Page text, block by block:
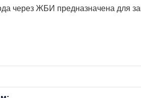
через ЖБИ предназначена для